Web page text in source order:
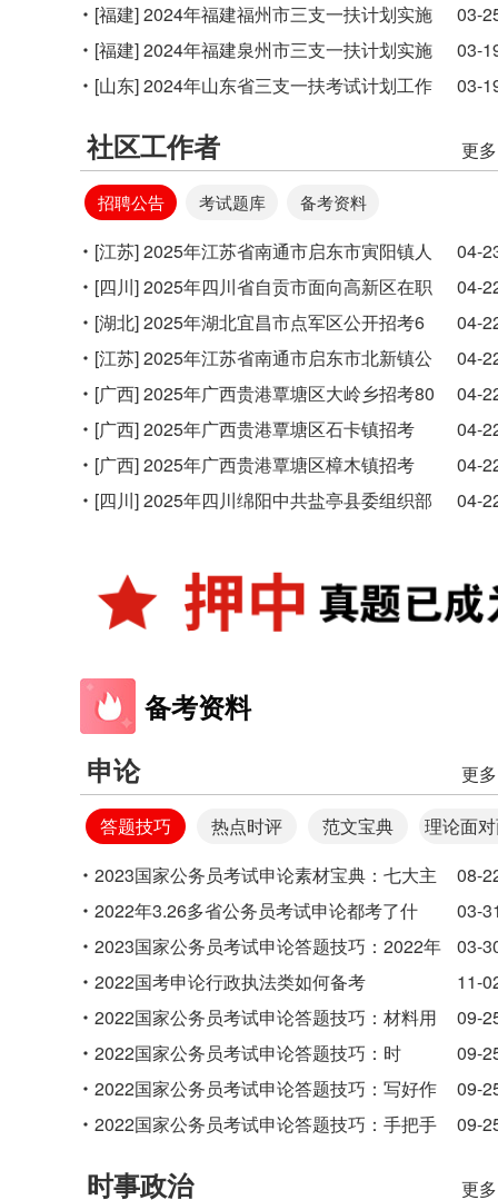
方案（27人）
[福建]2024年福建福州市三支一扶计划实施
方案
03-
[福建]2024年福建泉州市三支一扶计划实施
方案
03-
[山东]2024年山东省三支一扶考试计划工作
03-
社区工作者 更
招聘公告 考试题库 备考资料
[江苏]2025年江苏省南通市启东市寅阳镇人
民政府公开招考6名后备村干部公告
04-
[四川]2025年四川省自贡市面向高新区在职
网格员定向招用40名社区专职工作者的公告
04-
[湖北]2025年湖北宜昌市点军区公开招考6
名社区专职工作人员(网格员)公告
04-
[江苏]2025年江苏省南通市启东市北新镇公
开招录4名村干部简章
04-
[广西]2025年广西贵港覃塘区大岭乡招考80
名储备村“两委”后备人才公告
04-
[广西]2025年广西贵港覃塘区石卡镇招考
152名储备村（社区）“两委”后备人才公告
04-
[广西]2025年广西贵港覃塘区樟木镇招考
200名储备村（居）“两委” 后备人才公告
04-
[四川]2025年四川绵阳中共盐亭县委组织部
名公告
04-
备考资料
申论
更
答题技巧 热点时评 范文宝典
理论面
2023国家公务员考试申论素材宝典：七大主
题优秀金句
08-
2022年3.26多省公务员考试申论都考了什
么，试卷一样吗？
03-
2023国家公务员考试申论答题技巧：2022年
两会热点议题合集（超全）
03-
2022国考申论行政执法类如何备考
11-
2022国家公务员考试申论答题技巧：材料用
得巧 开头写得好
09-
2022国家公务员考试申论答题技巧：时
政“点亮”文章写作
09-
2022国家公务员考试申论答题技巧：写好作
文结尾 给文章增添光彩
09-
2022国家公务员考试申论答题技巧：手把手
09-
时事政治 更